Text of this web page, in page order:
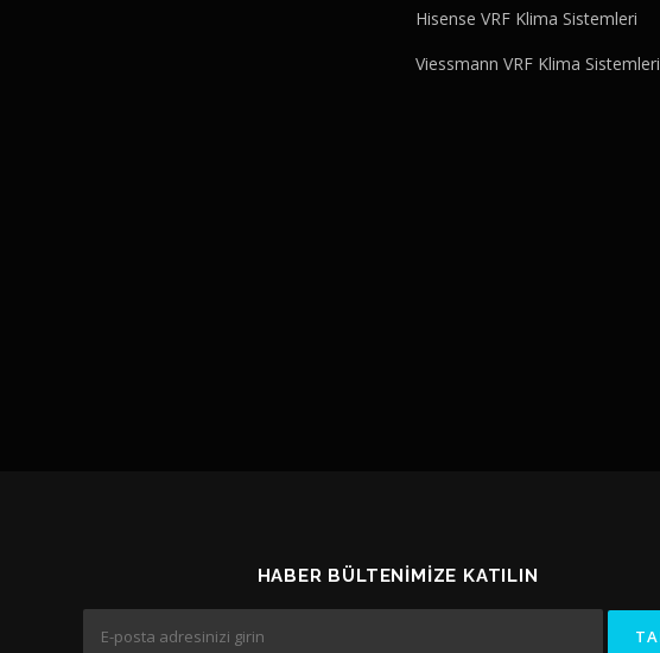
Hisense VRF Klima Sistemleri
Viessmann VRF Klima Sistemleri
HABER BÜLTENIMIZE KATILIN